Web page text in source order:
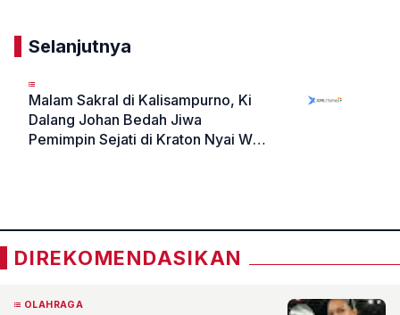
Selanjutnya
Malam Sakral di Kalisampurno, Ki
Dalang Johan Bedah Jiwa
Pemimpin Sejati di Kraton Nyai Wali
DIREKOMENDASIKAN
OLAHRAGA